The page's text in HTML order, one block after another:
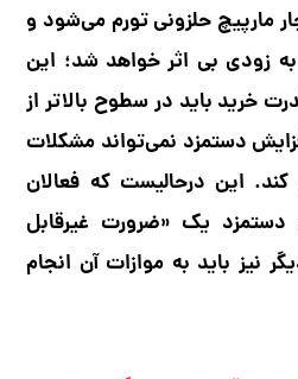
مارپیچ حلزونی تورم می‌شود و
به زودی بی اثر خواهد شد؛ این
خرید باید در سطوح بالاتر از
دستمزد نمی‌تواند مشکلات
این درحالیست که فعالان
دستمزد یک «ضرورت غیرقابل
نیز باید به موازات آن انجام